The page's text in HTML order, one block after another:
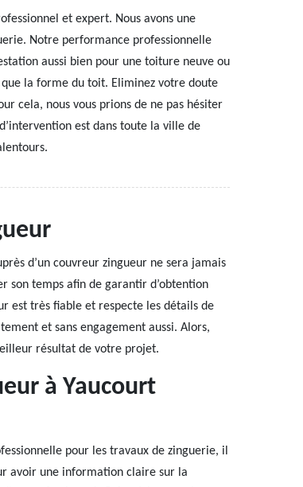
et expert. Nous avons une
Notre performance professionnelle
aussi bien pour une toiture neuve ou
la forme du toit. Eliminez votre doute
cela, nous vous prions de ne pas hésiter
est dans toute la ville de
d’un couvreur zingueur ne sera jamais
son temps afin de garantir d’obtention
est très fiable et respecte les détails de
et sans engagement aussi. Alors,
résultat de votre projet.
à Yaucourt
pour les travaux de zinguerie, il
avoir une information claire sur la